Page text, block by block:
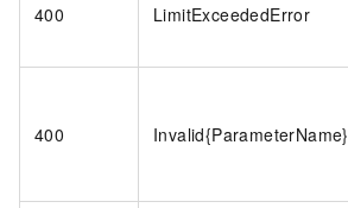
400 LimitExceededError
400 Invalid{ParameterName}